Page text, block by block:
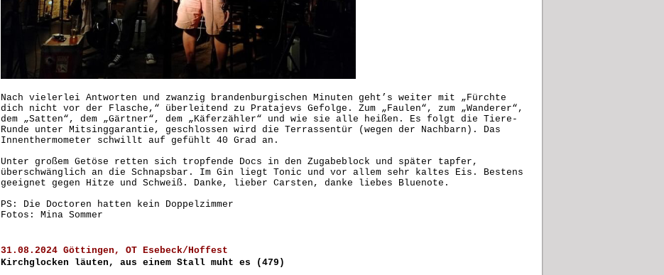
Nach vielerlei Antworten und zwanzig brandenburgischen Minuten geht’s weiter mit „Fürchte
dich nicht vor der Flasche,“ überleitend zu Pratajevs Gefolge. Zum „Faulen“, zum „Wanderer“,
dem „Satten“, dem „Gärtner“, dem „Käferzähler“ und wie sie alle heißen. Es folgt die Tiere-
Runde unter Mitsinggarantie, geschlossen wird die Terrassentür (wegen der Nachbarn). Das
Innenthermometer schwillt auf gefühlt 40 Grad an.
Unter großem Getöse retten sich tropfende Docs in den Zugabeblock und später tapfer,
überschwänglich an die Schnapsbar. Im Gin liegt Tonic und vor allem sehr kaltes Eis. Bestens
geeignet gegen Hitze und Schweiß. Danke, lieber Carsten, danke liebes Bluenote.
PS: Die Doctoren hatten kein Doppelzimmer
Fotos: Mina Sommer
31.08.2024 Göttingen, OT Esebeck/Hoffest
Kirchglocken läuten, aus einem Stall muht es (479)